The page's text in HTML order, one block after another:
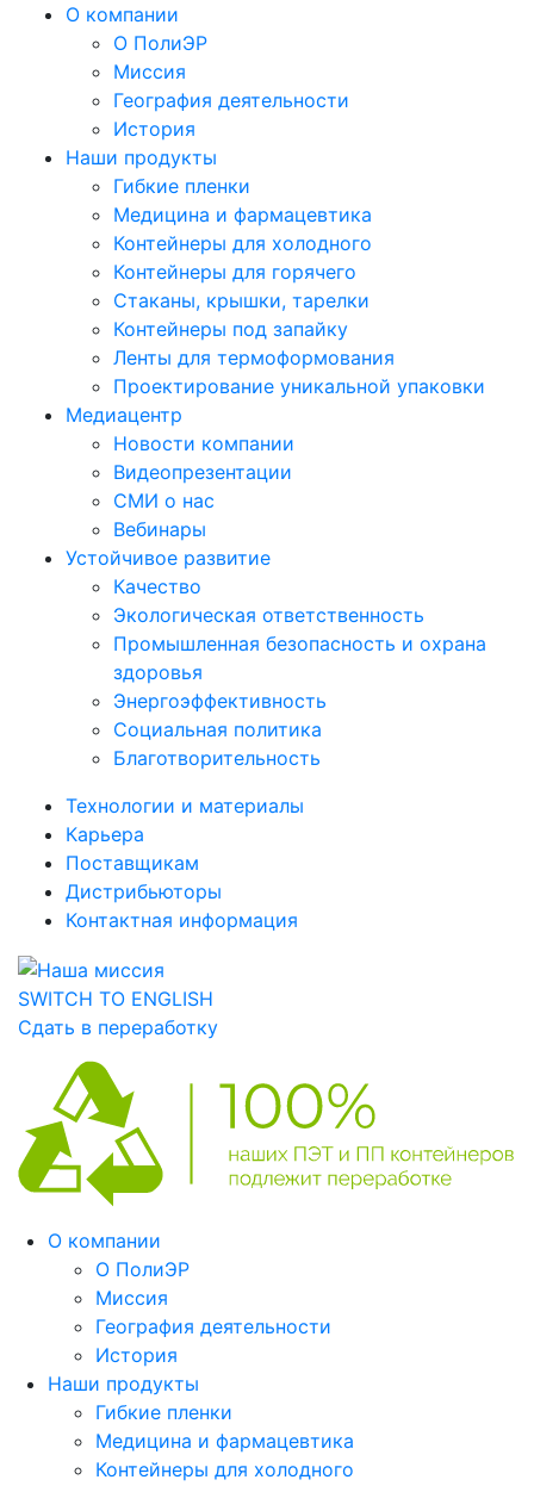
О компании
О ПолиЭР
Миссия
География деятельности
История
Наши продукты
Гибкие пленки
Медицина и фармацевтика
Контейнеры для холодного
Контейнеры для горячего
Стаканы, крышки, тарелки
Контейнеры под запайку
Ленты для термоформования
Проектирование уникальной упаковки
Медиацентр
Новости компании
Видеопрезентации
СМИ о нас
Вебинары
Устойчивое развитие
Качество
Экологическая ответственность
Промышленная безопасность и охрана
здоровья
Энергоэффективность
Социальная политика
Благотворительность
Технологии и материалы
Карьера
Поставщикам
Дистрибьюторы
Контактная информация
SWITCH TO ENGLISH
Сдать в переработку
О компании
О ПолиЭР
Миссия
География деятельности
История
Наши продукты
Гибкие пленки
Медицина и фармацевтика
Контейнеры для холодного